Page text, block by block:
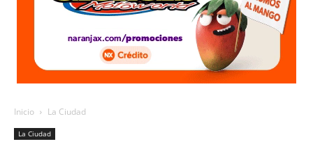
Inicio La Ciudad
La Ciudad